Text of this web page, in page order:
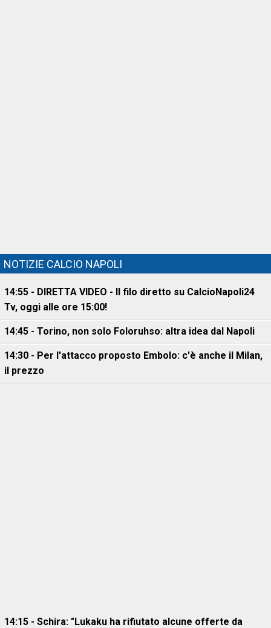
NOTIZIE CALCIO NAPOLI
14:55 - DIRETTA VIDEO - Il filo diretto su CalcioNapoli24
Tv, oggi alle ore 15:00!
14:45 - Torino, non solo Foloruhso: altra idea dal Napoli
14:30 - Per l'attacco proposto Embolo: c'è anche il Milan,
il prezzo
14:15 - Schira: "Lukaku ha rifiutato alcune offerte da